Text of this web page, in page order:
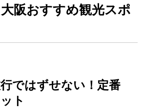
大阪おすすめ観光スポ
ではずせない！定番
ト